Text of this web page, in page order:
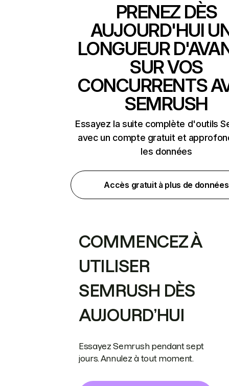
PRENEZ DÈS
AUJOURD'HUI
LONGUEUR
SUR VOS
CONCURRENTS
SEMRUSH
Essayez la suite complète d'outils
avec un compte gratuit et
les données
Accès gratuit à plus de données
COMMENCEZ À
UTILISER
SEMRUSH DÈS
AUJOURD’HUI
Essayez Semrush pendant sept
jours. Annulez à tout moment.